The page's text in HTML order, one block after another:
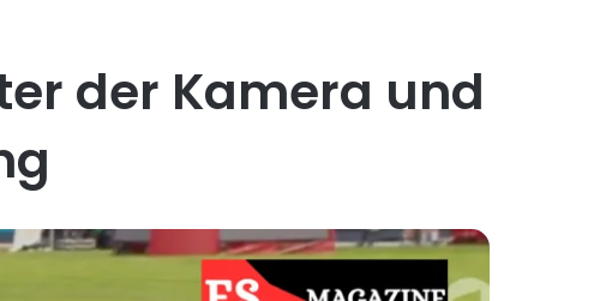
der Kamera und